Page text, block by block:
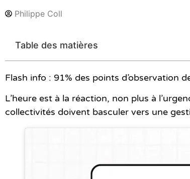
Philippe Coll
Table des matières
Flash info : 91% des points d’observation
L’heure est à la réaction, non plus à
collectivités doivent basculer vers une